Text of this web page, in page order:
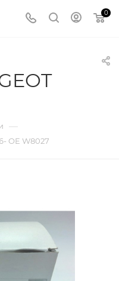
0
—
OE W8027